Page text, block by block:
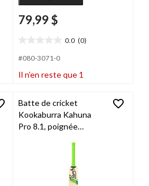
79,99 $
0.0 (0)
étoile(s)
5.
#080-3071-0
Il n’en reste que 1
Batte de cricket
Kookaburra Kahuna
Pro 8.1, poignée